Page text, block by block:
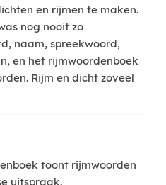
en rijmen te maken.
nog nooit zo
naam, spreekwoord,
en het rijmwoordenboek
Rijm en dicht zoveel
toont rijmwoorden
uitspraak.